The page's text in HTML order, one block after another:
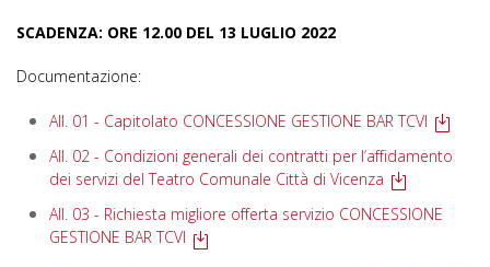
SCADENZA: ORE 12.00 DEL 13 LUGLIO 2022
Documentazione:
All. 01 - Capitolato CONCESSIONE GESTIONE BAR TCVI
All. 02 - Condizioni generali dei contratti per l’affidamento
dei servizi del Teatro Comunale Città di Vicenza
All. 03 - Richiesta migliore offerta servizio CONCESSIONE
GESTIONE BAR TCVI